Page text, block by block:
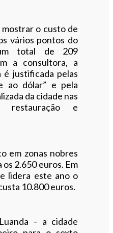
o custo de
vários pontos do
total de 209
a consultora, a
é justificada pelas
ao dólar” e pela
da cidade nas
restauração e
em zonas nobres
2.650 euros. Em
lidera este ano o
10.800 euros.
– a cidade